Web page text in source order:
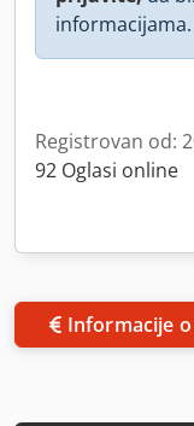
informacijama.
Registrovan od:
92 Oglasi online
Informacije